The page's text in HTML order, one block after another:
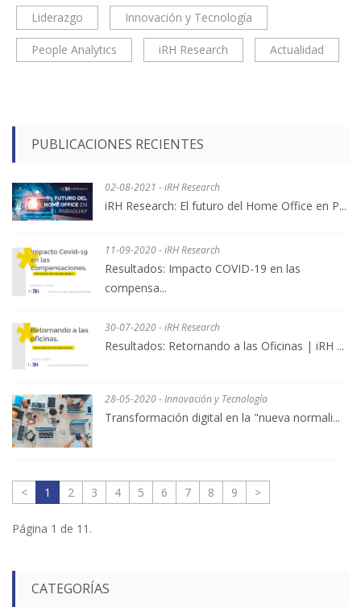
Liderazgo Innovación y Tecnología
People Analytics iRH Research Actualidad
PUBLICACIONES RECIENTES
02-08-2021 - iRH Research
iRH Research: El futuro del Home Office en P...
11-09-2020 - iRH Research
Resultados: Impacto COVID-19 en las
compensa...
30-07-2020 - iRH Research
Resultados: Retornando a las Oficinas | iRH ...
28-05-2020 - Innovación y Tecnología
Transformación digital en la "nueva normali...
< 1 2 3 4 5 6 7 8 9 >
Página 1 de 11.
CATEGORÍAS